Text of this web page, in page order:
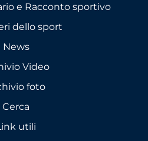
e Racconto sportivo
dello sport
News
Video
foto
Cerca
utili